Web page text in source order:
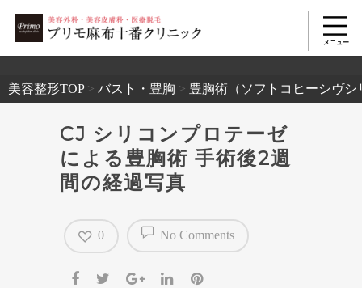
美容整形TOP> バスト・豊胸 > 豊胸術（ソフトコヒーシヴシ
CJ シリコンプロテーゼ
による豊胸術 手術後2週
間の経過写真
No Comments
0